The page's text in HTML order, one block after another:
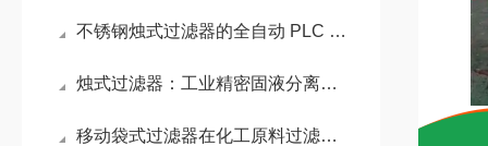
不锈钢烛式过滤器的全自动 PLC 控制系统配置方案
烛式过滤器：工业精密固液分离过滤设备解析
移动袋式过滤器在化工原料过滤中的耐腐蚀性能分析